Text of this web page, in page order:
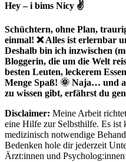
Hey – i bims Nicy ✌
Schüchtern, ohne Plan,
einmal! ❌ Alles ist erlernbar
Deshalb bin ich inzwischen
Bloggerin, die um die Welt
besten Leuten, leckerem
Menge Spaß! 🌞 Naja… und
zu wissen gibt, erfährst du
Disclaimer: Meine Arbeit
eine Hilfe zur Selbsthilfe. Es ist
medizinisch notwendige
Bedenken hole dir jederzeit
Ärzt:innen und